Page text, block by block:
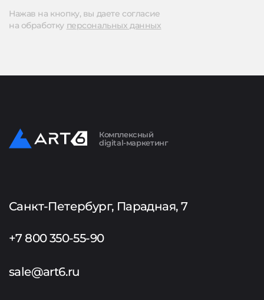
Нажав на кнопку, вы даете согласие
на обработку персональных данных
Комплексный
digital-маркетинг
Санкт-Петербург, Парадная, 7
+7 800 350-55-90
sale@art6.ru